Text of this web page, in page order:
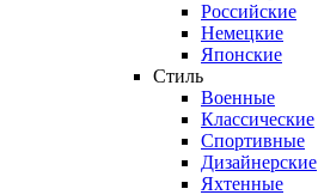
Российские
Немецкие
Японские
Стиль
Военные
Классические
Спортивные
Дизайнерские
Яхтенные